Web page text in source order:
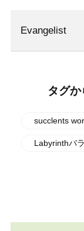
Evangelist
タグ
succlents
Labyrinthバ